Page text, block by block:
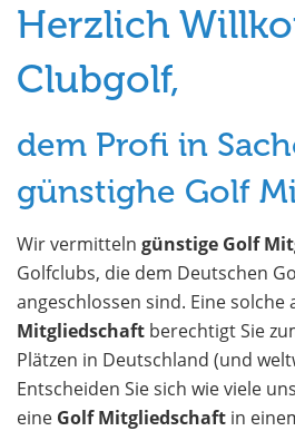
Herzlich
Clubgolf,
dem Profi in
günstighe Golf
Wir vermitteln günstige Golf
Golfclubs, die dem Deutschen
angeschlossen sind. Eine solche
Mitgliedschaft berechtigt Sie
Plätzen in Deutschland (und
Entscheiden Sie sich wie viele
eine Golf Mitgliedschaft in